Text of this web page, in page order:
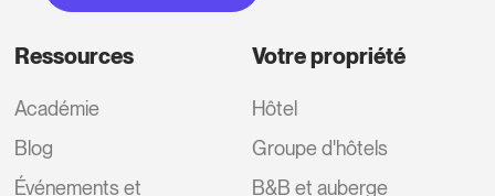
Ressources
Académie
Blog
Événements et
Votre propriété
Hôtel
Groupe d'hôtels
B&B et auberge